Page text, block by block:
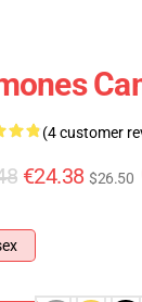
(4 customer
€24.38 $26.50